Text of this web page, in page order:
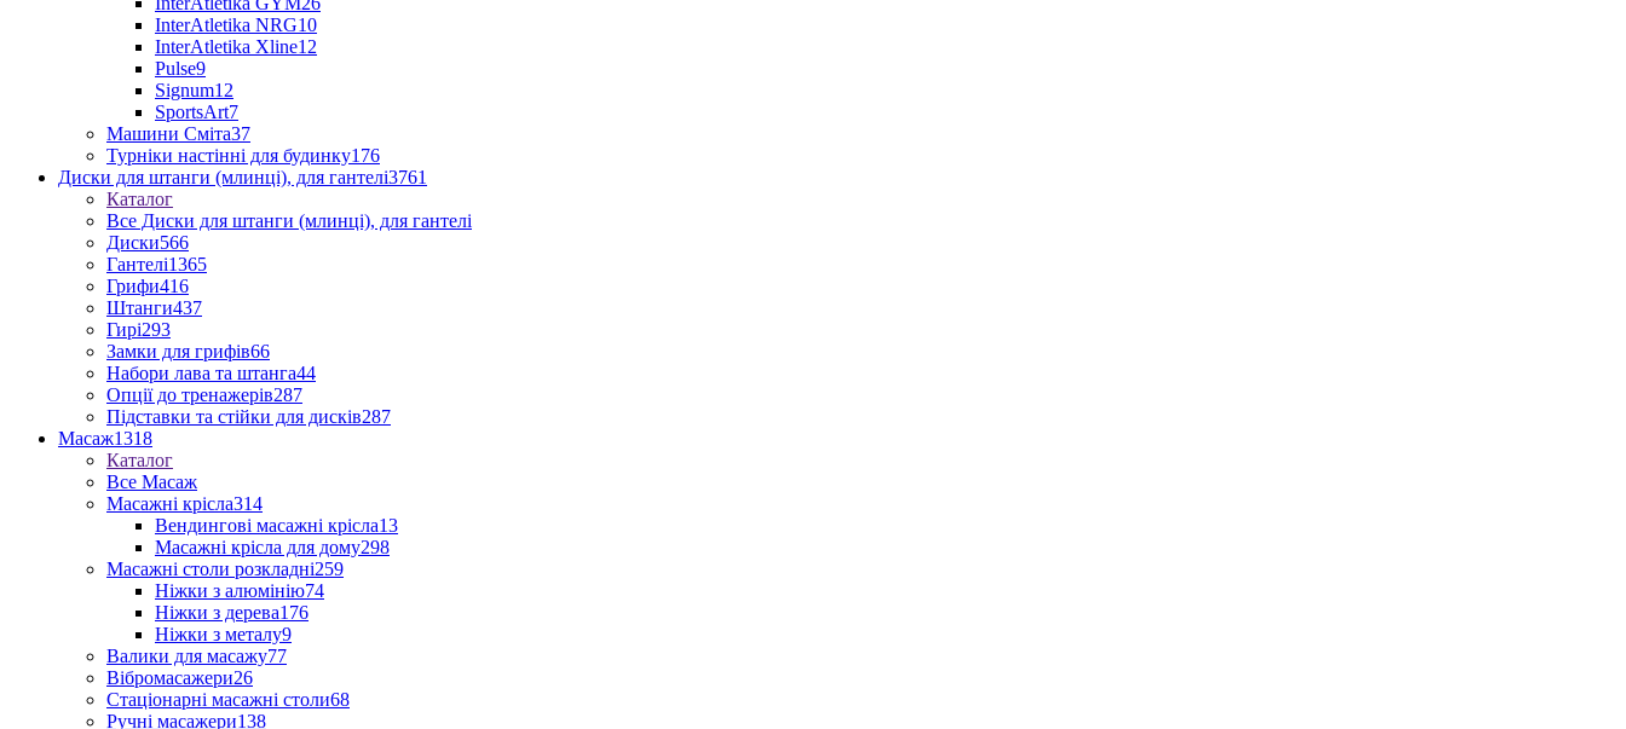
InterAtletika NRG10
InterAtletika Xline12
Pulse9
Signum12
SportsArt7
Машини Сміта37
Турніки настінні для будинку176
Диски для штанги (млинці), для гантелі3761
Каталог
Все Диски для штанги (млинці), для гантелі
Диски566
Гантелі1365
Грифи416
Штанги437
Гирі293
Замки для грифів66
Набори лава та штанга44
Опції до тренажерів287
Підставки та стійки для дисків287
Масаж1318
Каталог
Все Масаж
Масажні крісла314
Вендингові масажні крісла13
Масажні крісла для дому298
Масажні столи розкладні259
Ніжки з алюмінію74
Ніжки з дерева176
Ніжки з металу9
Валики для масажу77
Вібромасажери26
Стаціонарні масажні столи68
Ручні масажери138